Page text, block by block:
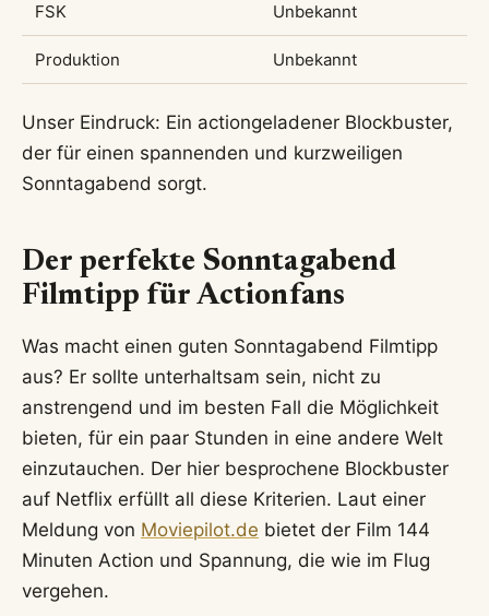
FSK Unbekannt
Produktion Unbekannt
Unser Eindruck: Ein actiongeladener Blockbuster,
der für einen spannenden und kurzweiligen
Sonntagabend sorgt.
Der perfekte Sonntagabend
Filmtipp für Actionfans
Was macht einen guten Sonntagabend Filmtipp
aus? Er sollte unterhaltsam sein, nicht zu
anstrengend und im besten Fall die Möglichkeit
bieten, für ein paar Stunden in eine andere Welt
einzutauchen. Der hier besprochene Blockbuster
auf Netflix erfüllt all diese Kriterien. Laut einer
Meldung von Moviepilot.de bietet der Film 144
Minuten Action und Spannung, die wie im Flug
vergehen.